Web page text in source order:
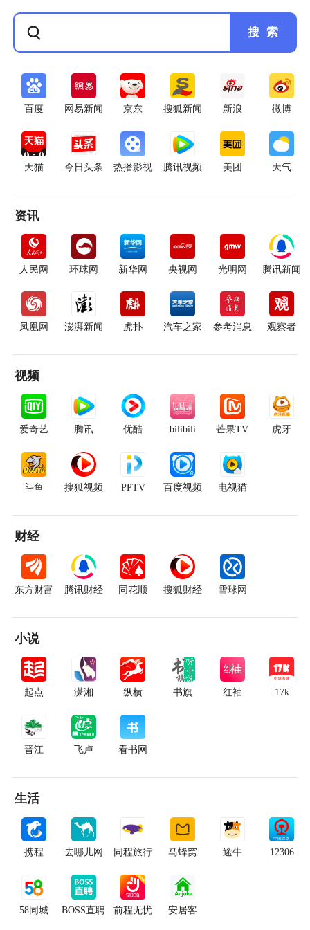
搜 索
百度 网易新闻 京东 搜狐新闻 新浪 微博
天猫 今日头条 热播影视 腾讯视频 美团 天气
资讯
人民网 环球网 新华网 央视网 光明网 腾讯新闻
凤凰网 澎湃新闻 虎扑 汽车之家 参考消息 观察者
视频
爱奇艺 腾讯 优酷 bilibili 芒果TV 虎牙
斗鱼 搜狐视频 PPTV 百度视频 电视猫
财经
东方财富 腾讯财经 同花顺 搜狐财经 雪球网
小说
起点 潇湘 纵横 书旗 红袖 17k
晋江 飞卢 看书网
生活
携程 去哪儿网 同程旅行 马蜂窝 途牛 12306
58同城 BOSS直聘 前程无忧 安居客